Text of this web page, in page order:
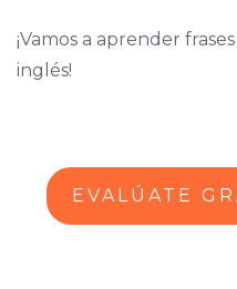
¡Vamos a aprender
inglés!
EVALÚATE